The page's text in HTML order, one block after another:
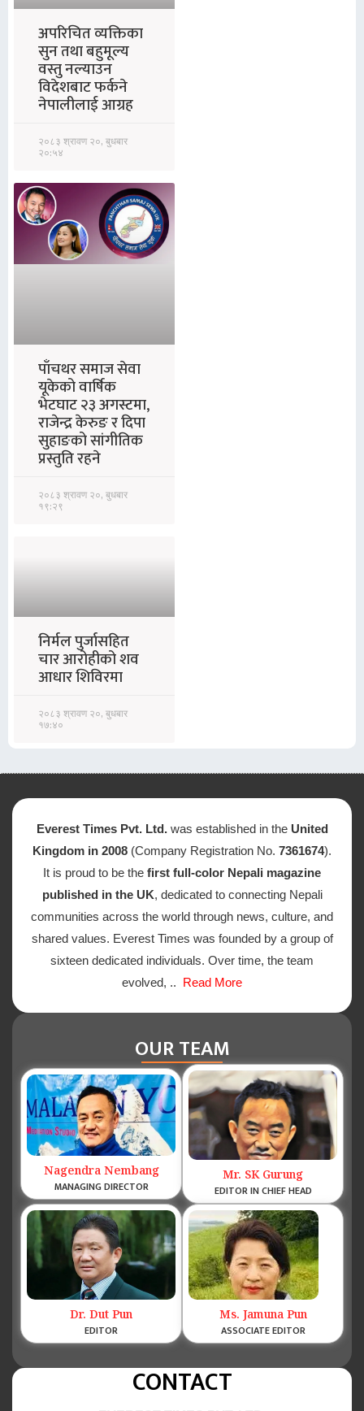
अपरिचित व्यक्तिका
सुन तथा बहुमूल्य
वस्तु नल्याउन
विदेशबाट फर्कने
नेपालीलाई आग्रह
२०८३ श्रावण २०, बुधबार
२०:५४
पाँचथर समाज सेवा
यूकेको वार्षिक
भेटघाट २३ अगस्टमा,
राजेन्द्र केरुङ र दिपा
सुहाङको सांगीतिक
प्रस्तुति रहने
२०८३ श्रावण २०, बुधबार
१९:२९
निर्मल पुर्जासहित
चार आरोहीको शव
आधार शिविरमा
२०८३ श्रावण २०, बुधबार
१७:४०
Everest Times Pvt. Ltd. was established in the United
Kingdom in 2008 (Company Registration No. 7361674).
It is proud to be the first full-color Nepali magazine
published in the UK, dedicated to connecting Nepali
communities across the world through news, culture, and
shared values. Everest Times was founded by a group of
sixteen dedicated individuals. Over time, the team
evolved, .. Read More
OUR TEAM
Nagendra Nembang
MANAGING DIRECTOR
Mr. SK Gurung
EDITOR IN CHIEF HEAD
Dr. Dut Pun
EDITOR
Ms. Jamuna Pun
ASSOCIATE EDITOR
CONTACT